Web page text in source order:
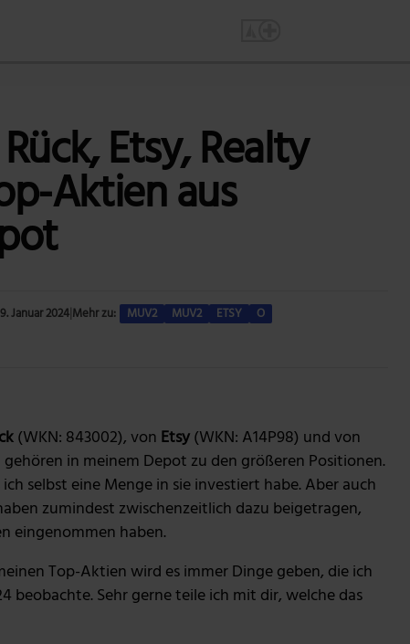
Etsy, Realty
Aktien aus
9. Januar 2024Mehr zu: MUV2 MUV2 ETSY O
(WKN: 843002), von Etsy(WKN: A14P98) und von
gehören in meinem Depot zu den größeren Positionen.
selbst eine Menge in sie investiert habe. Aber auch
zumindest zwischenzeitlich dazu beigetragen,
eingenommen haben.
Top-Aktien wird es immer Dinge geben, die ich
beobachte. Sehr gerne teile ich mit dir, welche das